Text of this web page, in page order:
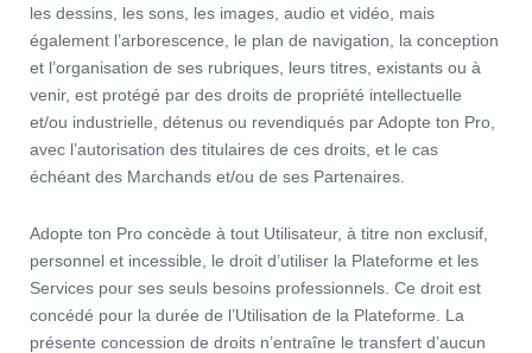
les dessins, les sons, les images, audio et vidéo, mais
également l’arborescence, le plan de navigation, la conception
et l’organisation de ses rubriques, leurs titres, existants ou à
venir, est protégé par des droits de propriété intellectuelle
et/ou industrielle, détenus ou revendiqués par Adopte ton Pro,
avec l’autorisation des titulaires de ces droits, et le cas
échéant des Marchands et/ou de ses Partenaires.
Adopte ton Pro concède à tout Utilisateur, à titre non exclusif,
personnel et incessible, le droit d’utiliser la Plateforme et les
Services pour ses seuls besoins professionnels. Ce droit est
concédé pour la durée de l’Utilisation de la Plateforme. La
présente concession de droits n’entraîne le transfert d’aucun